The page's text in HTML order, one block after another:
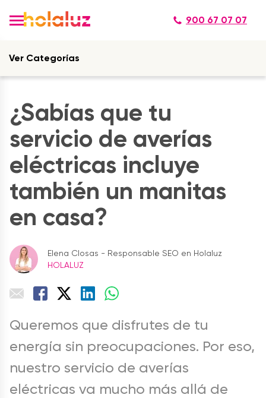
900 67 07 07
Ver Categorías
¿Sabías que tu
servicio de averías
eléctricas incluye
también un manitas
en casa?
Elena Closas - Responsable SEO en Holaluz
HOLALUZ
Queremos que disfrutes de tu
energía sin preocupaciones. Por eso,
nuestro servicio de averías
eléctricas va mucho más allá de